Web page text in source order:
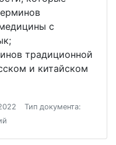
с
традиционной
и китайском
Тип документа: